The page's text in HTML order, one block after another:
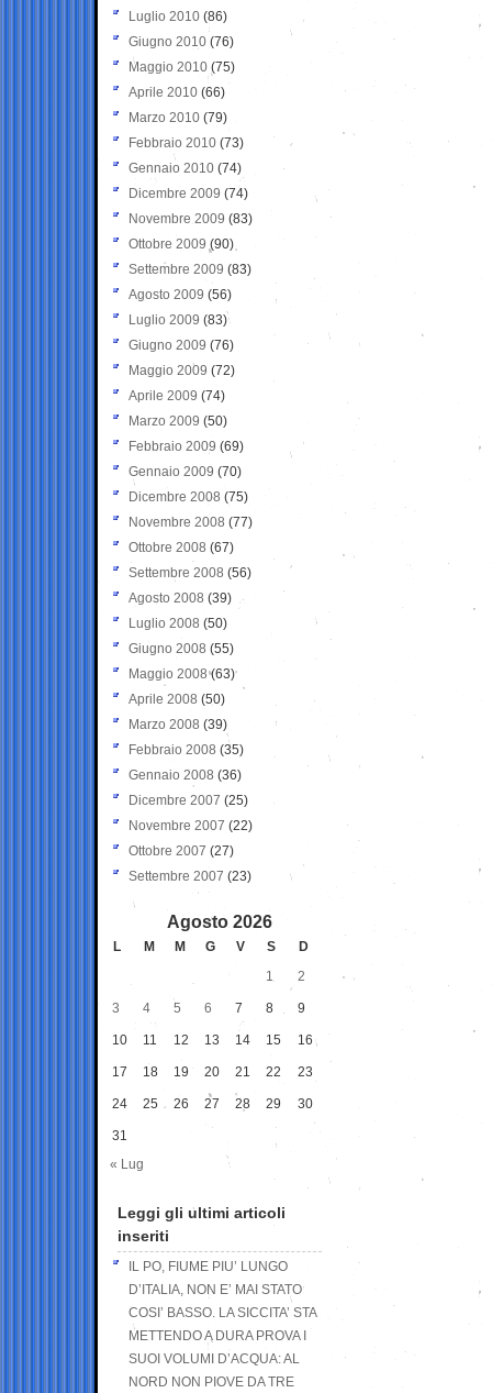
Luglio 2010 (86)
Giugno 2010 (76)
Maggio 2010 (75)
Aprile 2010 (66)
Marzo 2010 (79)
Febbraio 2010 (73)
Gennaio 2010 (74)
Dicembre 2009 (74)
Novembre 2009 (83)
Ottobre 2009 (90)
Settembre 2009 (83)
Agosto 2009 (56)
Luglio 2009 (83)
Giugno 2009 (76)
Maggio 2009 (72)
Aprile 2009 (74)
Marzo 2009 (50)
Febbraio 2009 (69)
Gennaio 2009 (70)
Dicembre 2008 (75)
Novembre 2008 (77)
Ottobre 2008 (67)
Settembre 2008 (56)
Agosto 2008 (39)
Luglio 2008 (50)
Giugno 2008 (55)
Maggio 2008(63)
Aprile 2008 (50)
Marzo 2008 (39)
Febbraio 2008 (35)
Gennaio 2008 (36)
Dicembre 2007 (25)
Novembre 2007 (22)
Ottobre 2007 (27)
Settembre 2007 (23)
Agosto 2026
L M M G V S
D
1
2
3 4 5 6 7 8 9
10 11 12 13 14 15 16
17 18 19 20 21 22 23
24 25 26 27 28 29 30
31
« Lug
Leggi gli ultimi articoli
inseriti
IL PO, FIUME PIU’ LUNGO
D’ITALIA, NON E’ MAI STATO
COSI’ BASSO. LA SICCITA’ STA
METTENDO A DURA PROVA I
SUOI VOLUMI D’ACQUA: AL
NORD NON PIOVE DA TRE